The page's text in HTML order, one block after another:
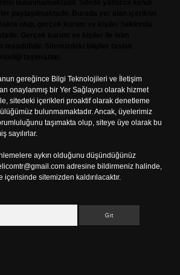
gereğince Bilgi Teknolojileri ve İletişim
onaylanmış bir Yer Sağlayıcı olarak hizmet
sitedeki içerikleri proaktif olarak denetleme
bulunmamaktadır. Ancak, üyelerimiz
taşımakta olup, siteye üye olarak bu
sayılırlar.
aykırı olduğunu düşündüğünüz
adresine bildirmeniz halinde,
sitemizden kaldırılacaktır.